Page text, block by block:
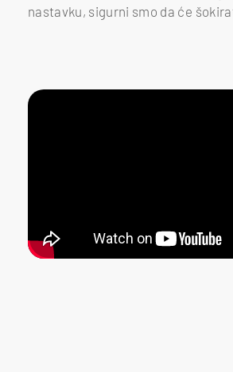
nastavku, sigurni smo da će